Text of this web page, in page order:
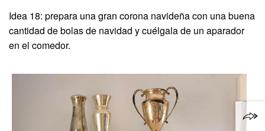
Idea 18: prepara una gran corona navideña con una buena
cantidad de bolas de navidad y cuélgala de un aparador
en el comedor.